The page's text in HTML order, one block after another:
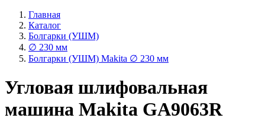
Главная
Каталог
Болгарки (УШМ)
∅ 230 мм
Болгарки (УШМ) Makita ∅ 230 мм
Угловая шлифовальная
машина Makita GA9063R